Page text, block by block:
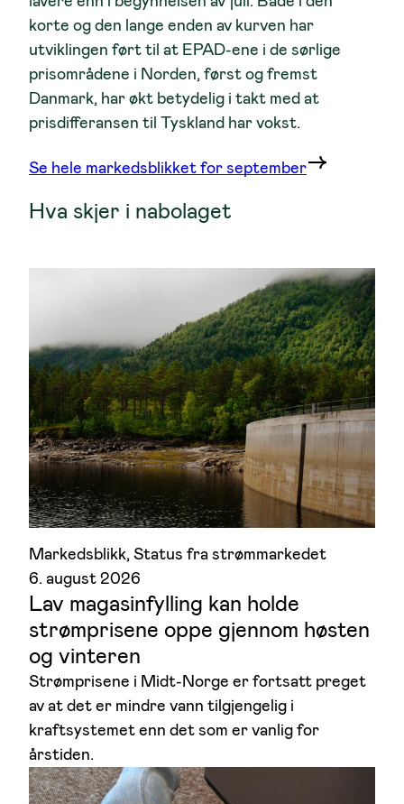
korte og den lange enden av kurven har
utviklingen ført til at EPAD-ene i de sørlige
prisområdene i Norden, først og fremst
Danmark, har økt betydelig i takt med at
prisdifferansen til Tyskland har vokst.
Se hele markedsblikket for september
Hva skjer i nabolaget
Markedsblikk, Status fra strømmarkedet
6. august 2026
Lav magasinfylling kan holde
strømprisene oppe gjennom høsten
og vinteren
Strømprisene i Midt-Norge er fortsatt preget
av at det er mindre vann tilgjengelig i
kraftsystemet enn det som er vanlig for
årstiden.